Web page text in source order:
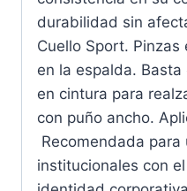
durabilidad sin
Cuello Sport.
en la espalda.
en cintura para
con puño ancho.
Recomendada para
institucionales con